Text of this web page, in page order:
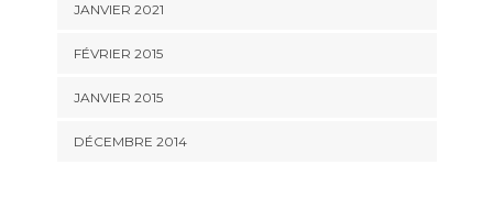
JANVIER 2021
FÉVRIER 2015
JANVIER 2015
DÉCEMBRE 2014